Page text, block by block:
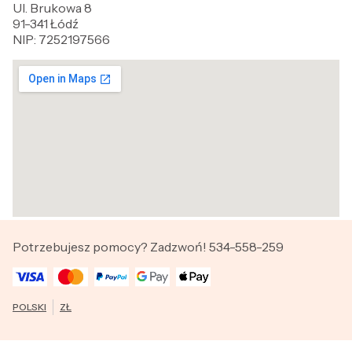
Ul. Brukowa 8
91-341 Łódź
NIP: 7252197566
Potrzebujesz pomocy? Zadzwoń! 534-558-259
POLSKI ZŁ